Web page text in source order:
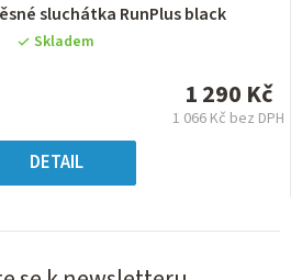
Průměrné
hodnocení
5
hvězdiček.
sluchátka RunPlus black
Skladem
1 290 Kč
1 066 Kč bez DPH
DETAIL